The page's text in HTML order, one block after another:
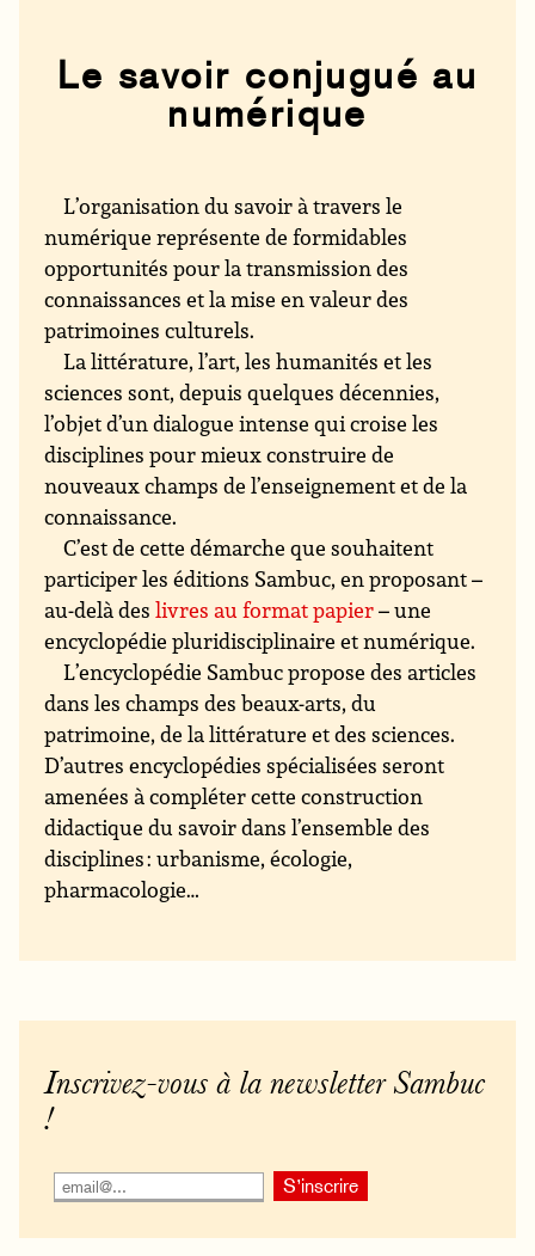
Le savoir conjugué au
numérique
L’organisation du savoir à travers le
numérique représente de formidables
opportunités pour la transmission des
connaissances et la mise en valeur des
patrimoines culturels.
La littérature, l’art, les humanités et les
sciences sont, depuis quelques décennies,
l’objet d’un dialogue intense qui croise les
disciplines pour mieux construire de
nouveaux champs de l’enseignement et de la
connaissance.
C’est de cette démarche que souhaitent
participer les éditions Sambuc, en proposant –
au-delà deslivres au format papier– une
encyclopédie pluridisciplinaire et numérique.
L’encyclopédie Sambuc propose des articles
dans les champs des beaux-arts, du
patrimoine, de la littérature et des sciences.
D’autres encyclopédies spécialisées seront
amenées à compléter cette construction
didactique du savoir dans l’ensemble des
disciplines : urbanisme, écologie,
pharmacologie…
Inscrivez-vous à la newsletter Sambuc
!